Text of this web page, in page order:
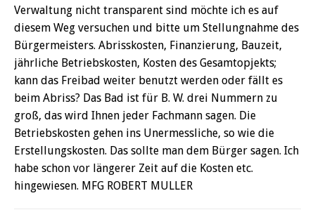
Verwaltung nicht transparent sind möchte ich es auf
diesem Weg versuchen und bitte um Stellungnahme des
Bürgermeisters. Abrisskosten, Finanzierung, Bauzeit,
jährliche Betriebskosten, Kosten des Gesamtopjekts;
kann das Freibad weiter benutzt werden oder fällt es
beim Abriss? Das Bad ist für B. W. drei Nummern zu
groß, das wird Ihnen jeder Fachmann sagen. Die
Betriebskosten gehen ins Unermessliche, so wie die
Erstellungskosten. Das sollte man dem Bürger sagen. Ich
habe schon vor längerer Zeit auf die Kosten etc.
hingewiesen. MFG ROBERT MULLER